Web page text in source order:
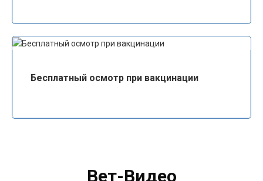
Бесплатный осмотр при вакцинации
Вет-Видео